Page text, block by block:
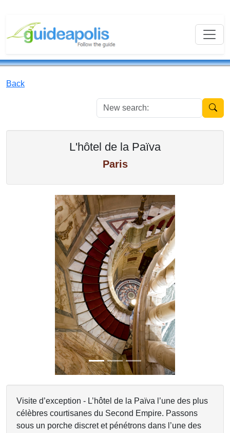
Back
New
L'hôtel de la Païva
Paris
Visite d’exception - L’hôtel de la Païva l’une des plus
célèbres courtisanes du Second Empire. Passons
sous un porche discret et pénétrons dans l’une des